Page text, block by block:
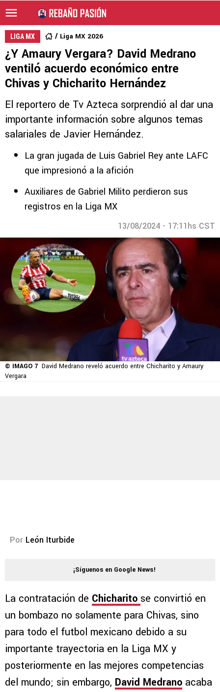
LIGA MX Liga MX 2026
¿Y Amaury Vergara? David Medrano
ventiló acuerdo económico entre
Chivas y Chicharito Hernández
El reportero de Tv Azteca sorprendió al dar una
importante información sobre algunos temas
salariales de Javier Hernández.
La gran jugada de Luis Gabriel Rey ante LAFC
que impresionó a la afición
Auxiliares de Gabriel Milito perdieron sus
registros en la Liga MX
13/08/2024 - 17:11hs CST
© IMAGO 7 David Medrano reveló acuerdo entre Chicharito y Amaury
Vergara
Por León Iturbide
¡Síguenos en Google News!
La contratación de Chicharito se convirtió en
un bombazo no solamente para Chivas, sino
para todo el futbol mexicano debido a su
importante trayectoria en la Liga MX y
posteriormente en las mejores competencias
del mundo; sin embargo, David Medrano acaba